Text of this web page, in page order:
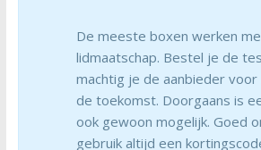
De meeste boxen werken
lidmaatschap. Bestel je de
machtig je de aanbieder voor
de toekomst. Doorgaans is
ook gewoon mogelijk. Goed
gebruik altijd een